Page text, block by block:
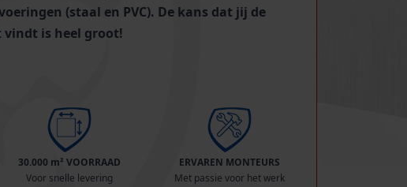
(staal en PVC). De kans dat jij de
is heel groot!
30.000 m² VOORRAAD
Voor snelle levering
ERVAREN MONTEURS
Met passie voor het werk